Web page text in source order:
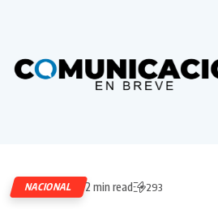
NACIONAL 2 min read 293